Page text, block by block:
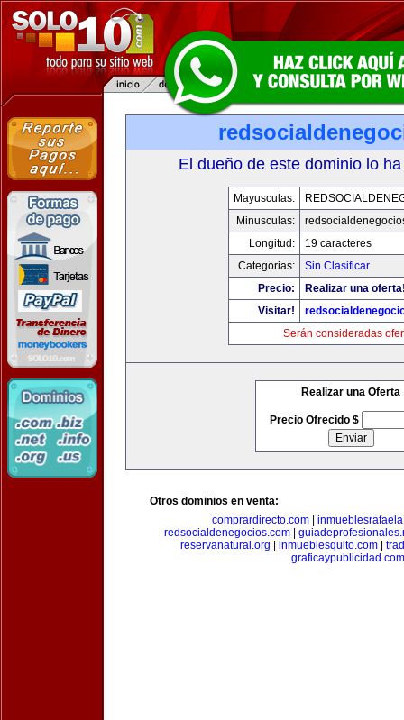
El dueño de este dominio lo
Mayusculas:
Minusculas:
Longitud:
19 caracteres
Categorias:
Sin Clasificar
Precio:
Realizar una
Visitar!
Serán consideradas
Realizar una Oferta
Precio Ofrecido $
Otros dominios en venta:
comprardirecto.com
redsocialdenegocios.com|
reservanatural.org
inmueblesquito.com
graficaypublicidad.com